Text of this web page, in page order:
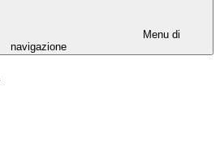
Menu di
navigazione